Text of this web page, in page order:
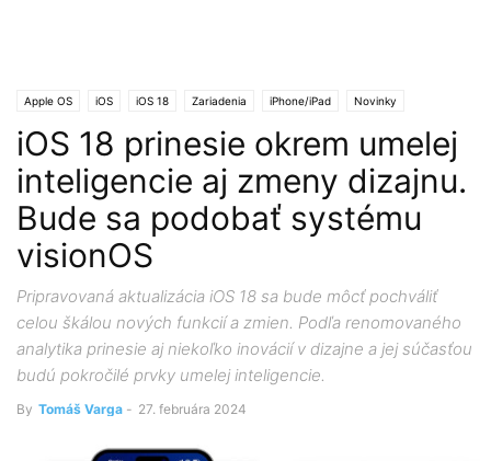
Apple OS iOS iOS 18 Zariadenia iPhone/iPad Novinky
iOS 18 prinesie okrem umelej
inteligencie aj zmeny dizajnu.
Bude sa podobať systému
visionOS
Pripravovaná aktualizácia iOS 18 sa bude môcť pochváliť
celou škálou nových funkcií a zmien. Podľa renomovaného
analytika prinesie aj niekoľko inovácií v dizajne a jej súčasťou
budú pokročilé prvky umelej inteligencie.
By Tomáš Varga - 27. februára 2024